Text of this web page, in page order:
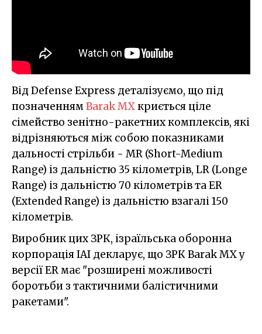
Від Defense Express деталізуємо, що під
позначеннямBarak MXкриється ціле
сімейство зенітно-ракетних комплексів, які
відрізняються між собою показниками
дальності стрільби - MR (Short-Medium
Range) із дальністю 35 кілометрів, LR (Longe
Range) із дальністю 70 кілометрів та ER
(Extended Range) із дальністю взагалі 150
кілометрів.
Виробник цих ЗРК, ізраїльська оборонна
корпорація IAI декларує, що ЗРК Barak MX у
версії ER має "розширені можливості
боротьби з тактичними балістичними
ракетами".